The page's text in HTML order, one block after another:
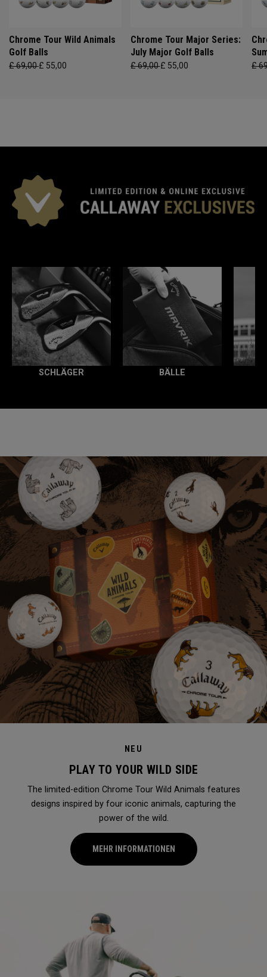
Chrome Tour Wild Animals
Golf Balls
£ 69,00£ 55,00
Chrome Tour Major Series:
July Major Golf Balls
£ 69,00£ 55,00 £
SCHLÄGER BÄLLE
NEU
PLAY TO YOUR WILD SIDE
The limited-edition Chrome Tour Wild Animals features
designs inspired by four iconic animals, capturing the
power of the wild.
MEHR INFORMATIONEN